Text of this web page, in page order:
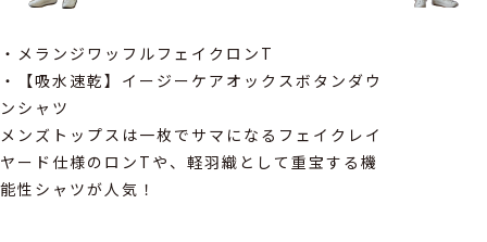
・メランジワッフルフェイクロンT
・【吸水速乾】イージーケアオックスボタンダウ
ンシャツ
メンズトップスは一枚でサマになるフェイクレイ
ヤード仕様のロンTや、軽羽織として重宝する機
能性シャツが人気！